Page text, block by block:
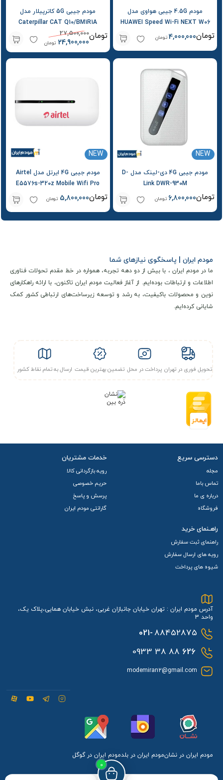
مودم 4.5G جیبی هواوی مدل
HUAWEI Speed Wi-Fi NEXT W06
کارکرده – استوک4,000,000 تومان تومان
مودم جیبی 5G کاترپیلار مدل
Caterpillar CAT Q10/BM1R1A
27,500,000
24,900,000 تومان
تومان
NEW
مودم جیبی 4G دی-لینک مدل D-
Link DWR-930M
6,800,000 تومان تومان
NEW
مودم جیبی 4G ایرتل مدل Airtel
E5576s-320z Mobile Wifi Pro
5,800,000 تومان تومان
0
مودم ایران | پاسخگوی نیازهای شما
ما در مودم ایران ، با بیش از دو دهه تجربه، همواره در خط مقدم تحولات فناوری
اطلاعات و ارتباطات بوده‌ایم. از آغاز فعالیت مودم ایران تاکنون، با ارائه راهکارهای
نوین و محصولات باکیفیت، به رشد و توسعه زیرساخت‌های ارتباطی کشور کمک
شایانی کرده‌ایم.
تحویل فوری در تهران پرداخت در محل تضمین بهترین قیمت ارسال به تمام نقاط کشور
دسترسی سریع
مجله
تماس باما
درباره ی ما
فروشگاه
خدمات مشتریان
رویه بازگردانی کالا
حریم خصوصی
پرسش و پاسخ
گارانتی مودم ایران
راهـنمای خرید
راهنمای ثبت سفارش
رویه های ارسال سفارش
شیوه های پرداخت
آدرس مودم ایران : تهران خیابان جانبازان غربی، نبش خیابان همایی،پلاک یک،
واحد 3
021-88452875
626
88 38 0933
modemiran2@gmail.com
مودم ایران در نشانمودم ایران در بلدمودم ایران در گوگل